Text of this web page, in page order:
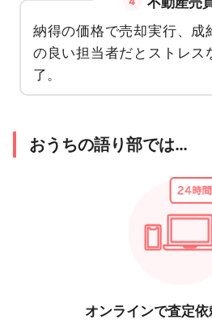
納得の価格で売却実行、成
の良い担当者だとストレス
了。
おうちの語り部では…
オンラインで査定依